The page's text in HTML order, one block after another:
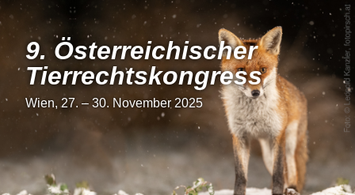
9. Österrei­chi­scher
Tier­rechts­kon­gress
Wien, 27. – 30. November 2025